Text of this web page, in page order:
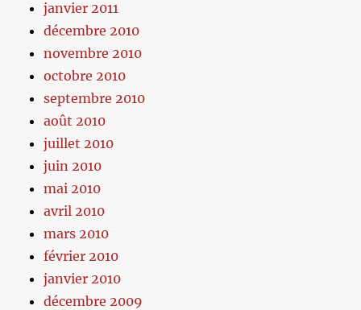
janvier 2011
décembre 2010
novembre 2010
octobre 2010
septembre 2010
août 2010
juillet 2010
juin 2010
mai 2010
avril 2010
mars 2010
février 2010
janvier 2010
décembre 2009